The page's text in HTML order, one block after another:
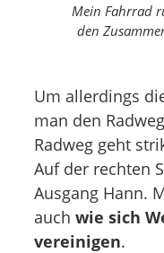
Mein Fahrrad
den
Um allerdings
man den
Radweg geht
Auf der rechten
Ausgang Hann.
auch wie sich
vereinigen.